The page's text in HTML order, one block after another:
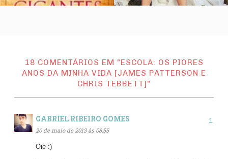
18 COMENTÁRIOS EM "ESCOLA: OS PIORES
ANOS DA MINHA VIDA [JAMES PATTERSON E
CHRIS TEBBETT]"
GABRIEL RIBEIRO GOMES
20 de maio de 2013 às 08:55
Oie :)